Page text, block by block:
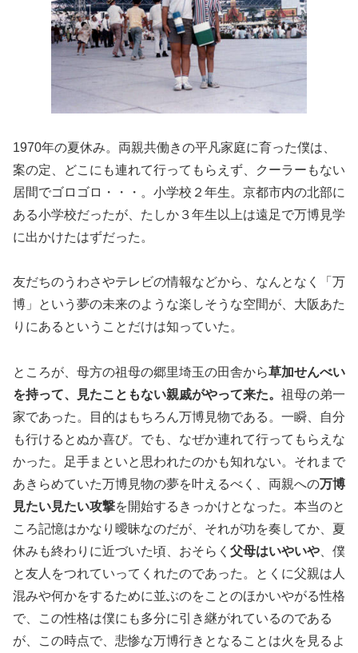
1970年の夏休み。両親共働きの平凡家庭に育った僕は、
案の定、どこにも連れて行ってもらえず、クーラーもない
居間でゴロゴロ・・・。小学校２年生。京都市内の北部に
ある小学校だったが、たしか３年生以上は遠足で万博見学
に出かけたはずだった。
友だちのうわさやテレビの情報などから、なんとなく「万
博」という夢の未来のような楽しそうな空間が、大阪あた
りにあるということだけは知っていた。
ところが、母方の祖母の郷里埼玉の田舎から草加せんべい
を持って、見たこともない親戚がやって来た。 祖母の弟一
家であった。目的はもちろん万博見物である。一瞬、自分
も行けるとぬか喜び。でも、なぜか連れて行ってもらえな
かった。足手まといと思われたのかも知れない。それまで
あきらめていた万博見物の夢を叶えるべく、両親への万博
見たい見たい攻撃を開始するきっかけとなった。本当のと
ころ記憶はかなり曖昧なのだが、それが功を奏してか、夏
休みも終わりに近づいた頃、おそらく 父母はいやいや 、僕
と友人をつれていってくれたのであった。とくに父親は人
混みや何かをするために並ぶのをことのほかいやがる性格
で、この性格は僕にも多分に引き継がれているのである
が、この時点で、悲惨な万博行きとなることは火を見るよ